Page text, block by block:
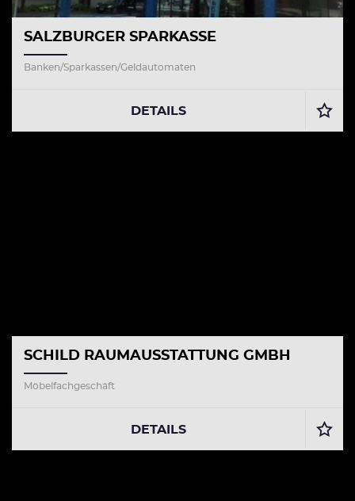
SALZBURGER SPARKASSE
Banken/Sparkassen/Geldautomaten
DETAILS
SCHILD RAUMAUSSTATTUNG GMBH
Möbelfachgeschäft
DETAILS